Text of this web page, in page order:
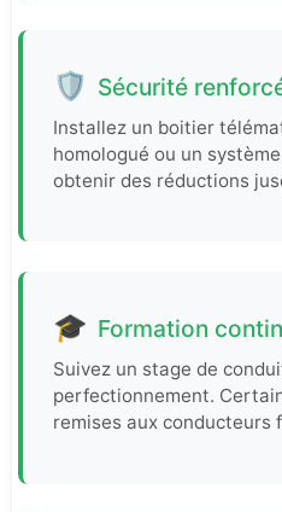
🛡️ Sécurité
Installez un boitier
homologué ou un
obtenir des réductions
🎓 Formation
Suivez un stage de
perfectionnement.
remises aux conducteurs